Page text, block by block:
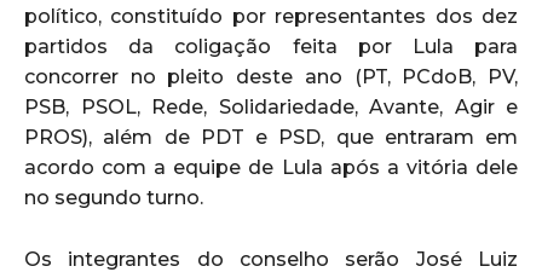
político, constituído por representantes dos dez
partidos da coligação feita por Lula para
concorrer no pleito deste ano (PT, PCdoB, PV,
PSB, PSOL, Rede, Solidariedade, Avante, Agir e
PROS), além de PDT e PSD, que entraram em
acordo com a equipe de Lula após a vitória dele
no segundo turno.
Os integrantes do conselho serão José Luiz